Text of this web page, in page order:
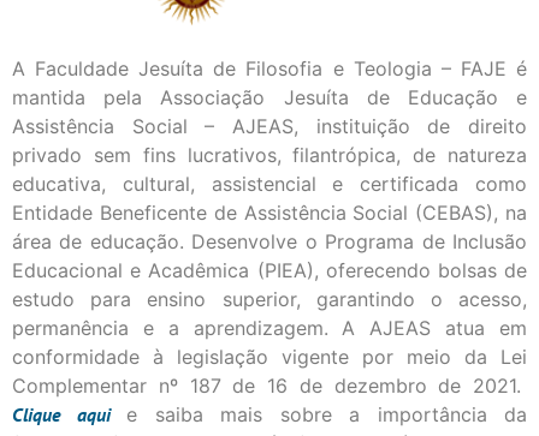
A Faculdade Jesuíta de Filosofia e Teologia – FAJE é
mantida pela Associação Jesuíta de Educação e
Assistência Social – AJEAS, instituição de direito
privado sem fins lucrativos, filantrópica, de natureza
educativa, cultural, assistencial e certificada como
Entidade Beneficente de Assistência Social (CEBAS), na
área de educação. Desenvolve o Programa de Inclusão
Educacional e Acadêmica (PIEA), oferecendo bolsas de
estudo para ensino superior, garantindo o acesso,
permanência e a aprendizagem. A AJEAS atua em
conformidade à legislação vigente por meio da Lei
Complementar nº 187 de 16 de dezembro de 2021.
Cliqueaqui
e saiba mais sobre a importância da